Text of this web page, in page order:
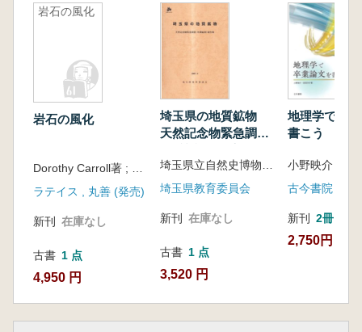
第10章 白亜紀絶滅と大型哺乳類の台頭
第11章 酸素の未来を危ぶむべきか?
岩石の風化
岩石の風化
ラテイス , 丸善 (発売)
新刊 在庫なし
古書 1 点
4,950 円
埼玉県の地質鉱物
天然記念物緊急調査
埼玉県立自然史博物館 編
埼玉県教育委員会
新刊 在庫なし
古書 1 点
3,520 円
地理学で卒
書こう
古今書院
新刊 2冊
2,750円